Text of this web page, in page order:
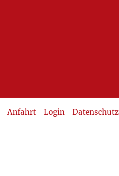
Anfahrt Login Datenschutz